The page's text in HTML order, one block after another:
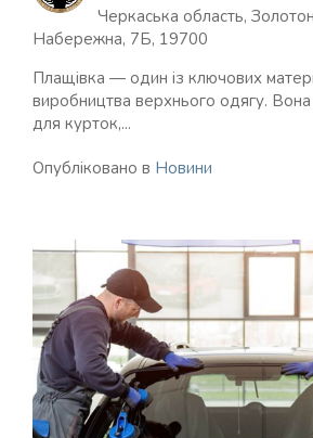
Черкаська область,
Набережна, 7Б, 19700
Плащівка — один із ключових
виробництва верхнього одягу. Вона
для курток,...
Опубліковано в Новини